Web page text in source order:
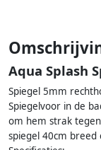
Aqua Splash
Spiegel 5mm
Spiegelvoor in de
om hem strak
spiegel 40cm